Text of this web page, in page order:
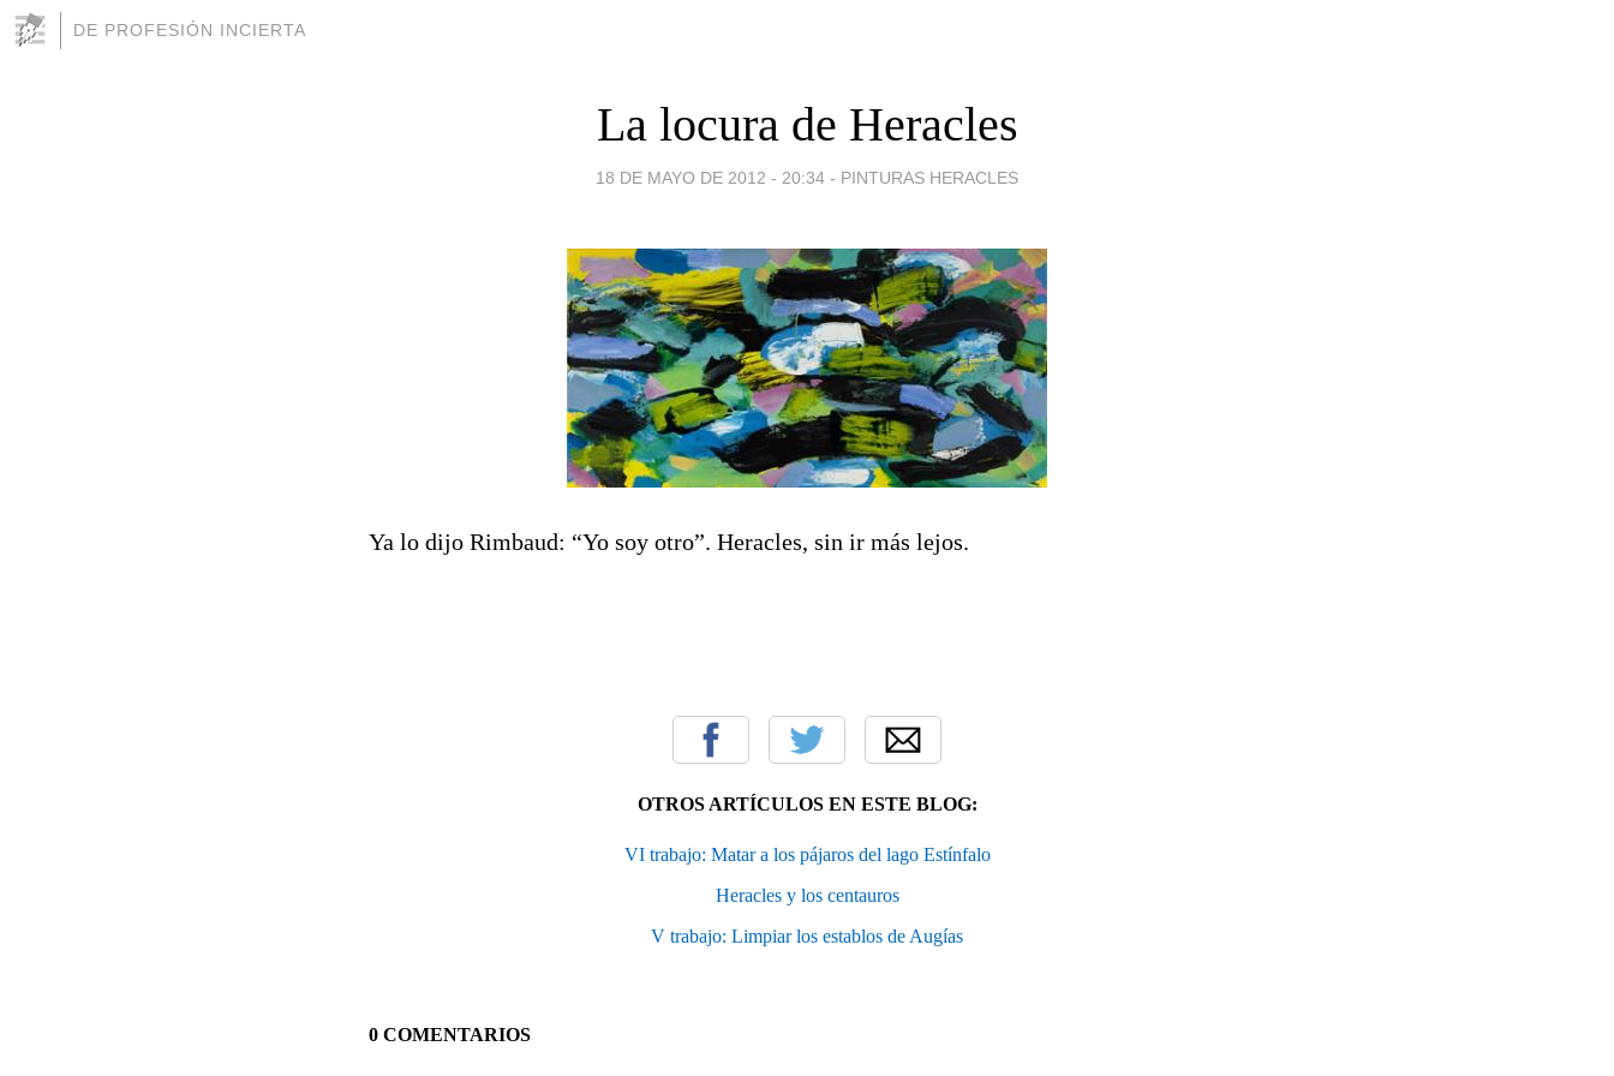
DE PROFESIÓN INCIERTA
La locura de Heracles
18 DE MAYO DE 2012 - 20:34 - PINTURAS HERACLES
Ya lo dijo Rimbaud: “Yo soy otro”. Heracles, sin ir más lejos.
OTROS ARTÍCULOS EN ESTE BLOG:
VI trabajo: Matar a los pájaros del lago Estínfalo
Heracles y los centauros
V trabajo: Limpiar los establos de Augías
0 COMENTARIOS